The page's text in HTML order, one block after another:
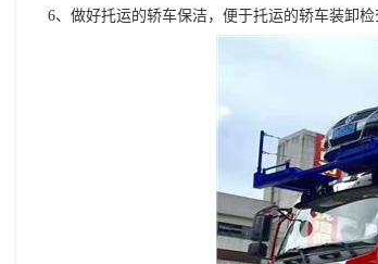
6、做好托运的轿车保洁，便于托运的轿车装卸检